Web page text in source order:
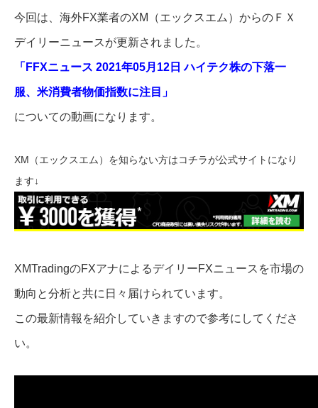
今回は、海外FX業者のXM（エックスエム）からのＦＸ
デイリーニュースが更新されました。
「FFXニュース 2021年05月12日 ハイテク株の下落一
服、米消費者物価指数に注目」
についての動画になります。
XM（エックスエム）を知らない方はコチラが公式サイトになり
ます↓
XMTradingのFXアナによるデイリーFXニュースを市場の
動向と分析と共に日々届けられています。
この最新情報を紹介していきますので参考にしてくださ
い。